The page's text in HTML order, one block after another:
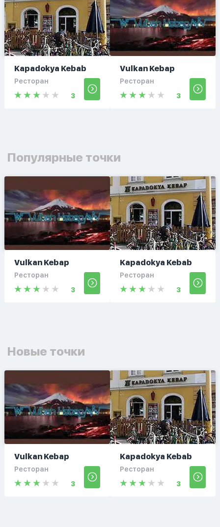
Kapadokya Kebab
Ресторан
3
Vulkan Kebap
Ресторан
3
Популярные точки
Vulkan Kebap
Ресторан
3
Kapadokya Kebab
Ресторан
3
Новые точки
Vulkan Kebap
Ресторан
3
Kapadokya Kebab
Ресторан
3